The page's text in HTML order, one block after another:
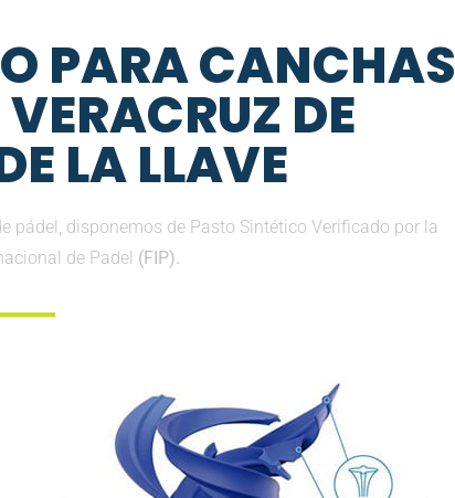
PARA CANCHAS
DE
LA LLAVE
pádel, disponemos de Pasto Sintético Verificado por la
de Padel (FIP).